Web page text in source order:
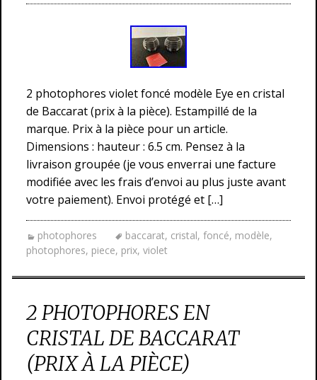
2 photophores violet foncé modèle Eye en cristal
de Baccarat (prix à la pièce). Estampillé de la
marque. Prix à la pièce pour un article.
Dimensions : hauteur : 6.5 cm. Pensez à la
livraison groupée (je vous enverrai une facture
modifiée avec les frais d’envoi au plus juste avant
votre paiement). Envoi protégé et […]
photophores baccarat, cristal, foncé, modèle,
photophores, piece, prix, violet
2 PHOTOPHORES EN
CRISTAL DE BACCARAT
(PRIX À LA PIÈCE)